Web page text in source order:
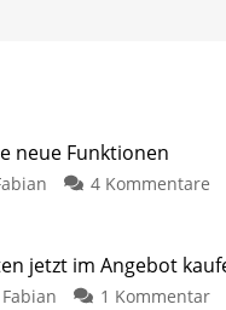
neue Funktionen
4 Kommentare
jetzt im Angebot
Fabian 1 Kommentarzu